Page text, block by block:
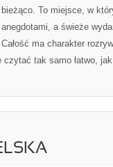
bieżąco. To miejsce, w
anegdotami, a świeże
Całość ma charakter
tak samo łatwo,